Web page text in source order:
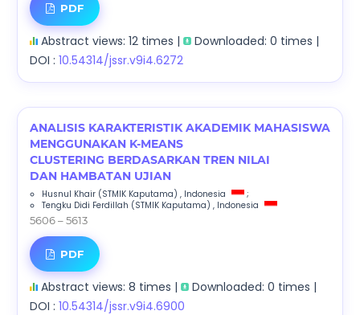
PDF
Abstract views: 12 times |
Downloaded: 0 times |
DOI : 10.54314/jssr.v9i4.6272
ANALISIS KARAKTERISTIK AKADEMIK MAHASISWA
MENGGUNAKAN K-MEANS
CLUSTERING BERDASARKAN TREN NILAI
DAN HAMBATAN UJIAN
Husnul Khair (STMIK Kaputama) , Indonesia
;
Tengku Didi Ferdillah (STMIK Kaputama) , Indonesia
5606 – 5613
PDF
Abstract views: 8 times |
Downloaded: 0 times |
DOI : 10.54314/jssr.v9i4.6900